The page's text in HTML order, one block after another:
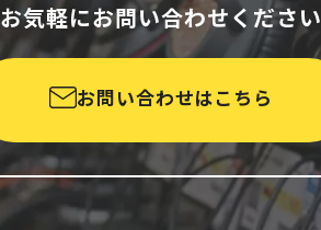
お気軽にお問い合わせください
お問い合わせはこちら